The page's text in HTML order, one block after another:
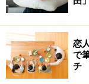
恋
で
チ